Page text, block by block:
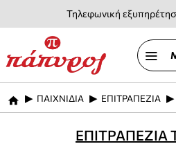
Τηλεφωνική
home
ΠΑΙΧΝΙΔΙΑ ΕΠΙΤΡΑΠΕΖΙΑ
ΕΠΙΤΡΑΠΕΖΙΑ